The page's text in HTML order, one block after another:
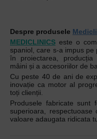
Despre produsele
MEDICLINICS este o
spaniol, care s-a impus
în proiectarea, producția
mâini și a accesoriilor de
Cu peste 40 de ani de
inovație ca motor al
toți clienții.
Produsele fabricate sunt
superioara,
valoare adaugata ridicata